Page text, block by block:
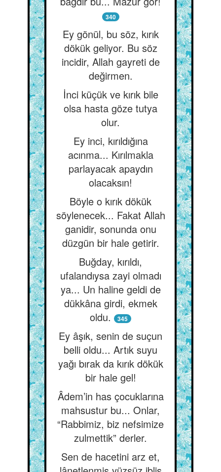
340
Ey gönül, bu söz, kırık
dökük geliyor. Bu söz
incidir, Allah gayreti de
değirmen.
İnci küçük ve kırık bile
olsa hasta göze tutya
olur.
Ey inci, kırıldığına
acınma... Kırılmakla
parlayacak apaydın
olacaksın!
Böyle o kırık dökük
söylenecek... Fakat Allah
ganidir, sonunda onu
düzgün bir hale getirir.
Buğday, kırıldı,
ufalandıysa zayi olmadı
ya... Un haline geldi de
dükkâna girdi, ekmek
oldu.
345
Ey âşık, senin de suçun
belli oldu... Artık suyu
yağı bırak da kırık dökük
bir hale gel!
Âdem’in has çocuklarına
mahsustur bu... Onlar,
“Rabbimiz, biz nefsimize
zulmettik” derler.
Sen de hacetini arz et,